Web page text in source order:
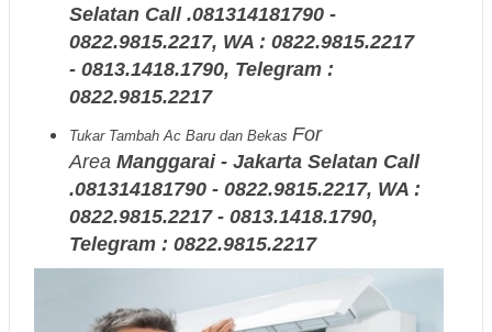
Selatan Call .081314181790 -
0822.9815.2217, WA : 0822.9815.2217
- 0813.1418.1790, Telegram :
0822.9815.2217
Tukar Tambah Ac Baru dan Bekas For
Area Manggarai - Jakarta Selatan Call
.081314181790 - 0822.9815.2217, WA :
0822.9815.2217 - 0813.1418.1790,
Telegram : 0822.9815.2217